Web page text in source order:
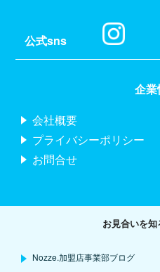
公式sns
企業
会社概要
プライバシーポリシー
お問合せ
お見合いを
Nozze.加盟店事業部ブログ